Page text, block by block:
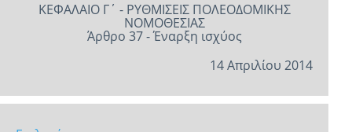
ΚΕΦΑΛΑΙΟ Γ΄ - ΡΥΘΜΙΣΕΙΣ ΠΟΛΕΟΔΟΜΙΚΗΣ
ΝΟΜΟΘΕΣΙΑΣ
Άρθρο 37 - Έναρξη ισχύος
14 Απριλίου 2014